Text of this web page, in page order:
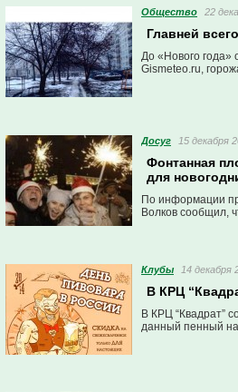
Общество 22
Главней
До «Нового года»
Gismeteo.ru,
Досуг 15 декабря
Фонтанная
для
По информации
Волков сообщил,
Клубы 14 декабря
В КРЦ
В КРЦ “Квадрат”
данный пенный